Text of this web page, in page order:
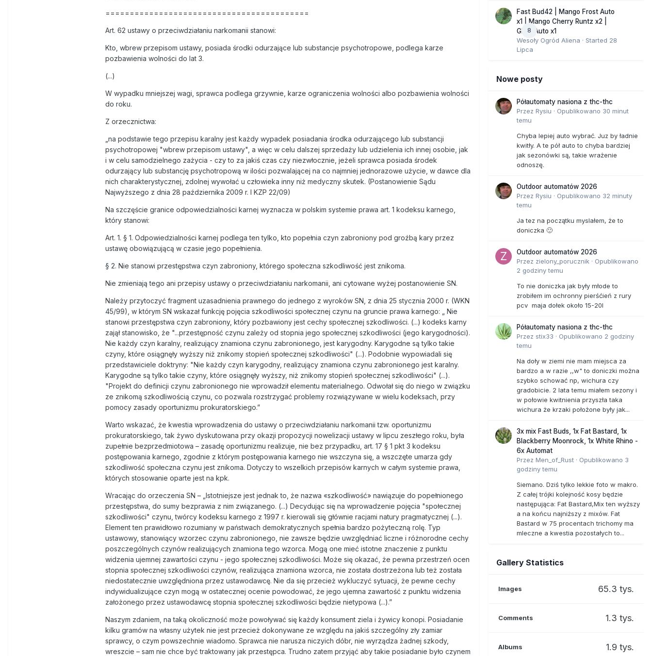
==========================================
Art. 62 ustawy o przeciwdziałaniu narkomanii stanowi:
Kto, wbrew przepisom ustawy, posiada środki odurzające lub substancje psychotropowe, podlega karze
pozbawienia wolności do lat 3.
(...)
W wypadku mniejszej wagi, sprawca podlega grzywnie, karze ograniczenia wolności albo pozbawienia wolności
do roku.
Z orzecznictwa:
„na podstawie tego przepisu karalny jest każdy wypadek posiadania środka odurzającego lub substancji
psychotropowej "wbrew przepisom ustawy", a więc w celu dalszej sprzedaży lub udzielenia ich innej osobie, jak
i w celu samodzielnego zażycia - czy to za jakiś czas czy niezwłocznie, jeżeli sprawca posiada środek
odurzający lub substancję psychotropową w ilości pozwalającej na co najmniej jednorazowe użycie, w dawce dla
nich charakterystycznej, zdolnej wywołać u człowieka inny niż medyczny skutek. (Postanowienie Sądu
Najwyższego z dnia 28 października 2009 r. I KZP 22/09)
Na szczęście granice odpowiedzialności karnej wyznacza w polskim systemie prawa art. 1 kodeksu karnego,
który stanowi:
Art. 1. § 1. Odpowiedzialności karnej podlega ten tylko, kto popełnia czyn zabroniony pod groźbą kary przez
ustawę obowiązującą w czasie jego popełnienia.
§ 2. Nie stanowi przestępstwa czyn zabroniony, którego społeczna szkodliwość jest znikoma.
Nie zmieniają tego ani przepisy ustawy o przeciwdziałaniu narkomanii, ani cytowane wyżej postanowienie SN.
Należy przytoczyć fragment uzasadnienia prawnego do jednego z wyroków SN, z dnia 25 stycznia 2000 r. (WKN
45/99), w którym SN wskazał funkcję pojęcia szkodliwości społecznej czynu na gruncie prawa karnego: „ Nie
stanowi przestępstwa czyn zabroniony, który pozbawiony jest cechy społecznej szkodliwości. (...) kodeks karny
zajął stanowisko, że "...przestępność czynu zależy od stopnia jego społecznej szkodliwości (jego karygodności).
Nie każdy czyn karalny, realizujący znamiona czynu zabronionego, jest karygodny. Karygodne są tylko takie
czyny, które osiągnęły wyższy niż znikomy stopień społecznej szkodliwości" (...). Podobnie wypowiadali się
przedstawiciele doktryny: "Nie każdy czyn karygodny, realizujący znamiona czynu zabronionego jest karalny.
Karygodne są tylko takie czyny, które osiągnęły wyższy, niż znikomy stopień społecznej szkodliwości" (...).
"Projekt do definicji czynu zabronionego nie wprowadził elementu materialnego. Odwołał się do niego w związku
ze znikomą szkodliwością czynu, co pozwala rozstrzygać problemy rozwiązywane w wielu kodeksach, przy
pomocy zasady oportunizmu prokuratorskiego.”
Warto wskazać, że kwestia wprowadzenia do ustawy o przeciwdziałaniu narkomanii tzw. oportunizmu
prokuratorskiego, tak żywo dyskutowana przy okazji propozycji nowelizacji ustawy w lipcu zeszłego roku, była
zupełnie bezprzedmiotowa – zasadę oportunizmu realizuje, nie bez przypadku, art. 17 § 1 pkt 3 kodeksu
postępowania karnego, zgodnie z którym postępowania karnego nie wszczyna się, a wszczęte umarza gdy
szkodliwość społeczna czynu jest znikoma. Dotyczy to wszelkich przepisów karnych w całym systemie prawa,
których stosowanie oparte jest na kpk.
Wracając do orzeczenia SN – „Istotniejsze jest jednak to, że nazwa «szkodliwość» nawiązuje do popełnionego
przestępstwa, do sumy bezprawia z nim związanego. (...) Decydując się na wprowadzenie pojęcia "społecznej
szkodliwości" czynu, twórcy kodeksu karnego z 1997 r. kierowali się głównie racjami natury pragmatycznej (...).
Element ten prawidłowo rozumiany w państwach demokratycznych spełnia bardzo pożyteczną rolę. Typ
ustawowy, stanowiący wzorzec czynu zabronionego, nie zawsze będzie uwzględniać liczne i różnorodne cechy
poszczególnych czynów realizujących znamiona tego wzorca. Mogą one mieć istotne znaczenie z punktu
widzenia ujemnej zawartości czynu - jego społecznej szkodliwości. Może się okazać, że pewna przestrzeń ocen
stopnia społecznej szkodliwości czynów, realizująca znamiona wzorca, nie została dostrzeżona lub też została
niedostatecznie uwzględniona przez ustawodawcę. Nie da się przecież wykluczyć sytuacji, że pewne cechy
indywidualizujące czyn mogą w ostatecznej ocenie powodować, że jego ujemna zawartość z punktu widzenia
założonego przez ustawodawcę stopnia społecznej szkodliwości będzie nietypowa (...).”
Naszym zdaniem, na taką okoliczność może powoływać się każdy konsument ziela i żywicy konopi. Posiadanie
kilku gramów na własny użytek nie jest przecież dokonywane ze względu na jakiś szczególny zły zamiar
sprawcy, o czym powszechnie wiadomo. Sprawca nie narusza niczyich dóbr, nie wyrządza żadnej szkody,
wreszcie – sam nie chce być traktowany jak przestępca. Trudno zatem przyjąć aby takie posiadanie było czynem
8
Fast Bud42 | Mango Frost Auto
x1 | Mango Cherry Runtz x2 |
GMO Auto x1
Wesoły Ogród Aliena · Started 28
Lipca
Nowe posty
Półautomaty nasiona z thc-thc
Przez Rysiu · Opublikowano 30 minut
temu
Chyba lepiej auto wybrać. Juz by ładnie
kwitły. A te pół auto to chyba bardziej
jak sezonówki są, takie wrażenie
odnoszę.
Outdoor automatów 2026
Przez Rysiu · Opublikowano 32 minuty
temu
Ja tez na początku myslałem, że to
doniczka 🙂
Outdoor automatów 2026
Przez zielony_porucznik · Opublikowano
2 godziny temu
To nie doniczka jak były młode to
zrobiłem im ochronny pierśćień z rury
pcv maja dołek około 15-20l
Półautomaty nasiona z thc-thc
Przez stix33 · Opublikowano 2 godziny
temu
Na doły w ziemi nie mam miejsca za
bardzo a w razie ,,w" to doniczki można
szybko schować np, wichura czy
gradobicie. 2 lata temu miałem sezony i
w połowie kwitnienia przyszła taka
wichura że krzaki położone były jak...
3x mix Fast Buds, 1x Fat Bastard, 1x
Blackberry Moonrock, 1x White Rhino -
6x Automat
Przez Men_of_Rust · Opublikowano 3
godziny temu
Siemano. Dziś tylko lekkie foto w makro.
Z całej trójki kolejność kosy będzie
następująca: Fat Bastard,Mix ten wyższy
a na końcu najniższy z mixów. Fat
Bastard w 75 procentach trichomy ma
mleczne a kwestia pozostałych to...
Gallery Statistics
Images 65.3 tys.
Comments 1.3 tys.
Albums 1.9 tys.